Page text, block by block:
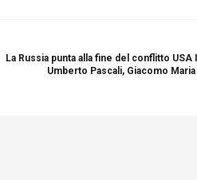
La Russia punta alla fine del conflitto USA
Umberto Pascali, Giacomo